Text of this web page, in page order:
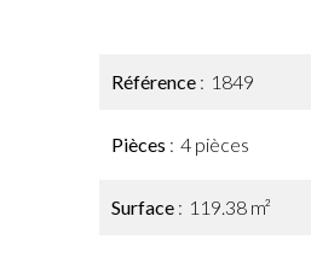
Référence 1849
Pièces 4 pièces
Surface 119.38 m²